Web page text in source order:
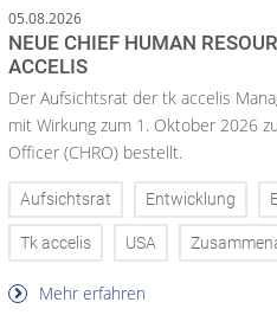
05.08.2026
NEUE CHIEF HUMAN
ACCELIS
Der Aufsichtsrat der tk accelis
mit Wirkung zum 1. Oktober 2026
Officer (CHRO) bestellt.
Aufsichtsrat Entwicklung
Tk accelis USA
Mehr erfahren